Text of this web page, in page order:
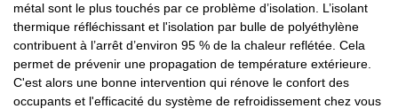
métal sont le plus touchés par ce problème d’isolation. L’isolant
thermique réfléchissant et l'isolation par bulle de polyéthylène
contribuent à l’arrêt d’environ 95 % de la chaleur reflétée. Cela
permet de prévenir une propagation de température extérieure.
C'est alors une bonne intervention qui rénove le confort des
occupants et l'efficacité du système de refroidissement chez vous